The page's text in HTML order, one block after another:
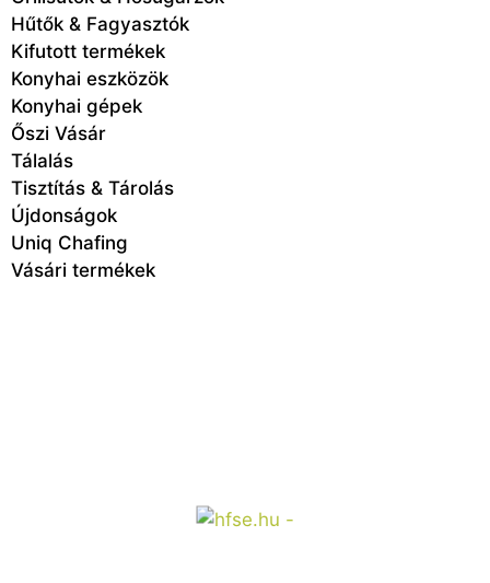
Hűtők & Fagyasztók
Kifutott termékek
Konyhai eszközök
Konyhai gépek
Őszi Vásár
Tálalás
Tisztítás & Tárolás
Újdonságok
Uniq Chafing
Vásári termékek